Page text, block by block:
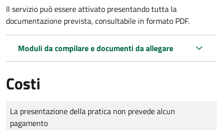
Il servizio può essere attivato presentando tutta la
documentazione prevista, consultabile in formato PDF.
Moduli da compilare e documenti da allegare
Costi
Tipo di pagamento
Importo
La presentazione della pratica non prevede alcun
pagamento